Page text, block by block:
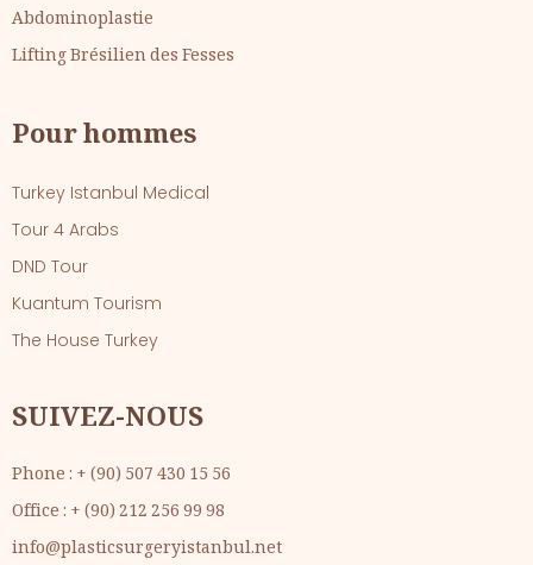
Abdominoplastie
Lifting Brésilien des Fesses
Pour hommes
Turkey Istanbul Medical
Tour 4 Arabs
DND Tour
Kuantum Tourism
The House Turkey
SUIVEZ-NOUS
Phone : + (90) 507 430 15 56
Office : + (90) 212 256 99 98
info@plasticsurgeryistanbul.net